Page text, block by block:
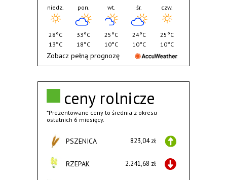
ceny rolnicze
*Prezentowane ceny to średnia z okresu
ostatnich 6 miesięcy.
PSZENICA 823,04 zł
RZEPAK 2.241,68 zł
niedz.
28°C
13°C
pon.
33°C
18°C
wt.
25°C
10°C
śr.
24°C
10°C
czw.
25°C
10°C
Zobacz pełną prognozę